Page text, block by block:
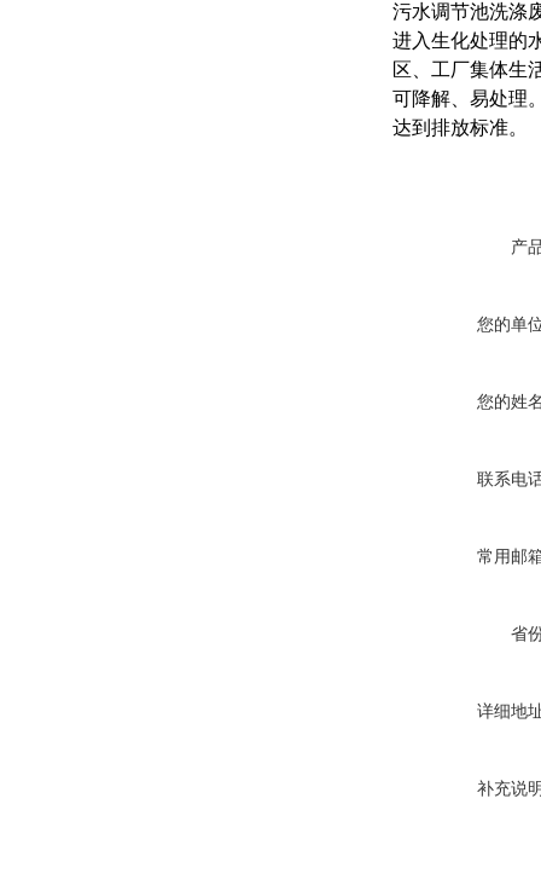
污水调节池洗涤
进入生化处理的
区、工厂集体生
可降解、易处理
达到排放标准。
产
您的单
您的姓
联系电
常用邮
省
详细地
补充说